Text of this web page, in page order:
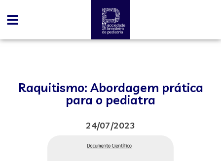
Raquitismo: Abordagem prática
para o pediatra
24/07/2023